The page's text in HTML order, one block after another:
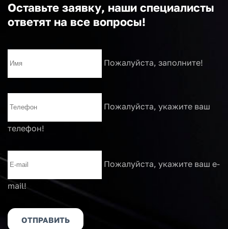
Оставьте заявку, наши специалисты
ответят на все вопросы!
Пожалуйста, заполните!
Пожалуйста, укажите ваш
телефон!
Пожалуйста, укажите ваш e-
mail!
ОТПРАВИТЬ